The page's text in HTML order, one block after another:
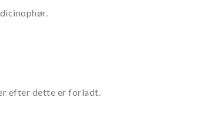
efter dette er forladt.